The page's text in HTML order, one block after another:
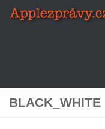
Skip to content
BLACK_WHITE